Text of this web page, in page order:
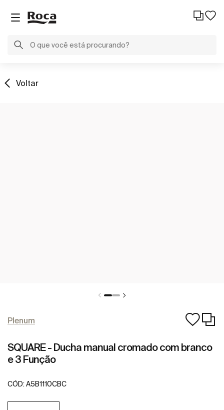
Voltar
Plenum
SQUARE - Ducha manual cromado com branco
e 3 Função
CÓD: A5B1110CBC